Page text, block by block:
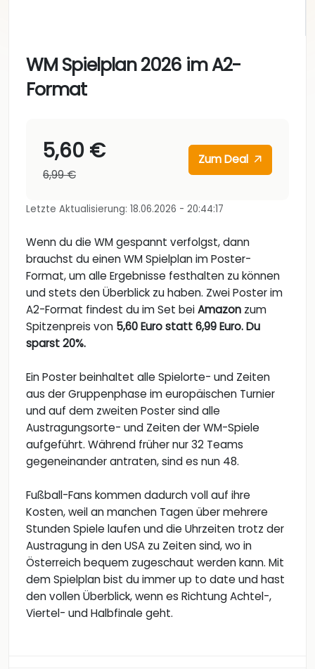
WM Spielplan 2026 im A2-
Format
5,60 €
6,99 €
Zum Deal
Letzte Aktualisierung: 18.06.2026 - 20:44:17
Wenn du die WM gespannt verfolgst, dann
brauchst du einen WM Spielplan im Poster-
Format, um alle Ergebnisse festhalten zu können
und stets den Überblick zu haben. Zwei Poster im
A2-Format findest du im Set beiAmazon zum
Spitzenpreis von 5,60 Euro statt 6,99 Euro. Du
sparst 20%.
Ein Poster beinhaltet alle Spielorte- und Zeiten
aus der Gruppenphase im europäischen Turnier
und auf dem zweiten Poster sind alle
Austragungsorte- und Zeiten der WM-Spiele
aufgeführt. Während früher nur 32 Teams
gegeneinander antraten, sind es nun 48.
Fußball-Fans kommen dadurch voll auf ihre
Kosten, weil an manchen Tagen über mehrere
Stunden Spiele laufen und die Uhrzeiten trotz der
Austragung in den USA zu Zeiten sind, wo in
Österreich bequem zugeschaut werden kann. Mit
dem Spielplan bist du immer up to date und hast
den vollen Überblick, wenn es Richtung Achtel-,
Viertel- und Halbfinale geht.